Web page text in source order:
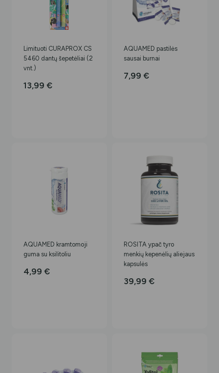
Limituoti CURAPROX CS
5460 dantų šepetėliai (2
vnt.)
13,99€
AQUAMED pastilės
sausai burnai
7,99 €
AQUAMED kramtomoji
guma su ksilitoliu
4,99€
ROSITA ypač tyro
menkių kepenėlių aliejaus
kapsulės
39,99 €